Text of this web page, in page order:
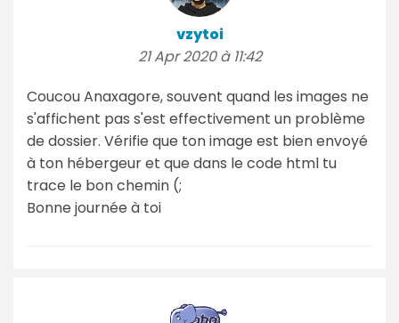
vzytoi
21 Apr 2020 à 11:42
Coucou Anaxagore, souvent quand les images ne
s'affichent pas s'est effectivement un problème
de dossier. Vérifie que ton image est bien envoyé
à ton hébergeur et que dans le code html tu
trace le bon chemin (;
Bonne journée à toi